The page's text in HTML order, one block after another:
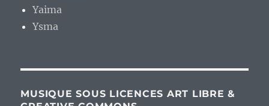
Yaima
Ysma
MUSIQUE SOUS LICENCES ART LIBRE &